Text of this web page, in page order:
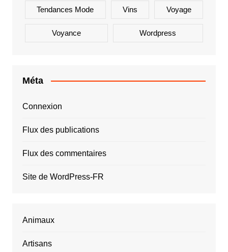
Tendances Mode Vins Voyage
Voyance Wordpress
Méta
Connexion
Flux des publications
Flux des commentaires
Site de WordPress-FR
Animaux
Artisans